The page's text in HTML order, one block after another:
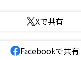
Xで共有
Facebookで共有